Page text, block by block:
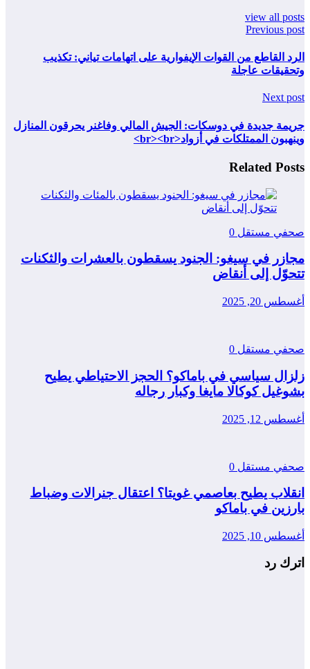
view all posts
Previous post
الرد القاطع من القوات الإيفوارية على اتهامات تياني: تكذيب
وتحقيقات عاجلة
Next post
جريمة جديدة في دوسكات: الجيش المالي وفاغنر يحرقون المنازل
وينهبون الممتلكات في أزواد<br><br>
Related Posts
صحفي مستقل 0
مجازر في سيغو: الجنود يسقطون بالعشرات والثكنات
تتحوّل إلى أنقاض
أغسطس 20, 2025
صحفي مستقل 0
زلزال سياسي في باماكو؟ الحجز الاحتياطي يطيح
بشوغيل كوكالا مايغا وكبار رجاله
أغسطس 12, 2025
صحفي مستقل 0
انقلاب يطيح بعاصمي غويتا؟ اعتقال جنرالات وضباط
بارزين في باماكو
أغسطس 10, 2025
اترك رد